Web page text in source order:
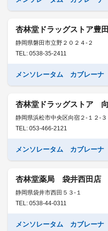
杏林堂ドラッグストア豊
静岡県磐田市立野２０２４-２
TEL: 0538-35-2411
メンソレータム カブレーナ
杏林堂ドラッグストア
静岡県浜松市中央区向宿２-１２-３
TEL: 053-466-2121
メンソレータム カブレーナ
杏林堂薬局 袋井西田店
静岡県袋井市西田５３-１
TEL: 0538-44-0311
メンソレータム カブレーナ